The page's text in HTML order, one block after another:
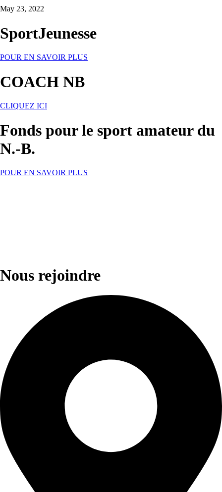
May 23, 2022
SportJeunesse
POUR EN SAVOIR PLUS
COACH NB
CLIQUEZ ICI
Fonds pour le sport amateur du
N.-B.
POUR EN SAVOIR PLUS
Nous rejoindre